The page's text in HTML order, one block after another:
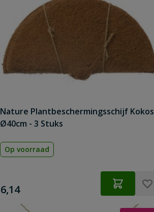
Nature Plantbeschermingsschijf Kokos
Ø40cm - 3 Stuks
Op voorraad
€
6,14